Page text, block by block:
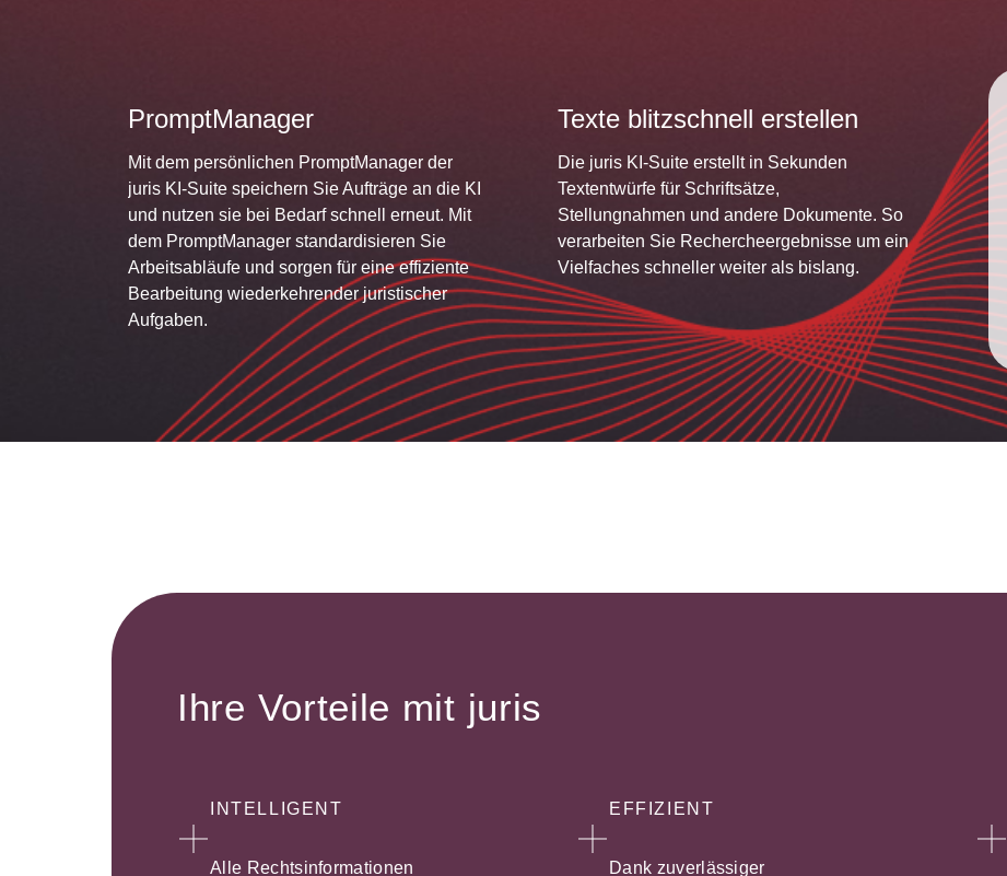
PromptManager
Mit dem persönlichen PromptManager der
juris KI-Suite speichern Sie Aufträge an die KI
und nutzen sie bei Bedarf schnell erneut. Mit
dem PromptManager standardisieren Sie
Arbeitsabläufe und sorgen für eine effiziente
Bearbeitung wiederkehrender juristischer
Aufgaben.
Texte blitzschnell erstellen
Die juris KI-Suite erstellt in Sekunden
Textentwürfe für Schriftsätze,
Stellungnahmen und andere Dokumente. So
verarbeiten Sie Rechercheergebnisse um ein
Vielfaches schneller weiter als bislang.
Ihre Vorteile mit juris
INTELLIGENT
Alle Rechtsinformationen
EFFIZIENT
Dank zuverlässiger